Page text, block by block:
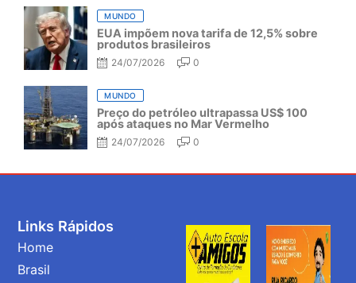
MUNDO
EUA impõem nova tarifa de 12,5% sobre
produtos brasileiros
24/07/2026 0
MUNDO
Preço do petróleo ultrapassa US$ 100
após ataques no Mar Vermelho
24/07/2026 0
Links Rápidos
Home
Brasil